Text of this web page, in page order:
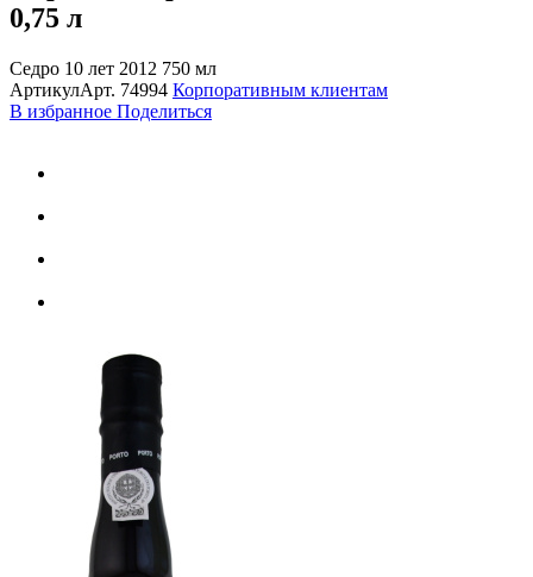
0,75 л
Седро 10 лет 2012 750 мл
АртикулАрт. 74994 Корпоративным клиентам
В избранное Поделиться